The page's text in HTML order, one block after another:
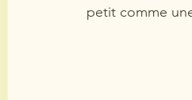
petit comme